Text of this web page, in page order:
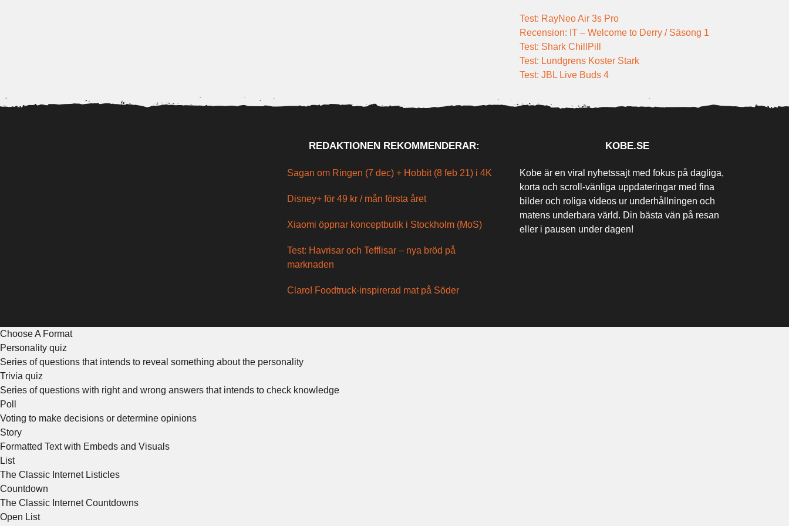
Test: RayNeo Air 3s Pro
Recension: IT – Welcome to Derry / Säsong 1
Test: Shark ChillPill
Test: Lundgrens Koster Stark
Test: JBL Live Buds 4
REDAKTIONEN REKOMMENDERAR:
Sagan om Ringen (7 dec) + Hobbit (8 feb 21) i 4K
Disney+ för 49 kr / mån första året
Xiaomi öppnar konceptbutik i Stockholm (MoS)
Test: Havrisar och Tefflisar – nya bröd på
marknaden
Claro! Foodtruck-inspirerad mat på Söder
KOBE.SE
Kobe är en viral nyhetssajt med fokus på dagliga,
korta och scroll-vänliga uppdateringar med fina
bilder och roliga videos ur underhållningen och
matens underbara värld. Din bästa vän på resan
eller i pausen under dagen!
Choose A Format
Personality quiz
Series of questions that intends to reveal something about the personality
Trivia quiz
Series of questions with right and wrong answers that intends to check knowledge
Poll
Voting to make decisions or determine opinions
Story
Formatted Text with Embeds and Visuals
List
The Classic Internet Listicles
Countdown
The Classic Internet Countdowns
Open List